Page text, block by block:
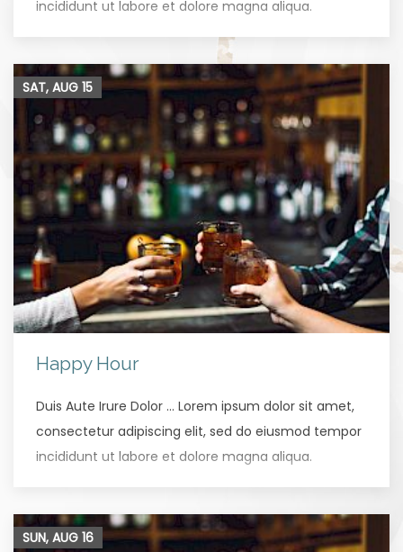
incididunt ut labore et dolore magna aliqua.
Happy Hour
Duis Aute Irure Dolor … Lorem ipsum dolor sit amet,
consectetur adipiscing elit, sed do eiusmod tempor
incididunt ut labore et dolore magna aliqua.
SAT, AUG 15
SUN, AUG 16